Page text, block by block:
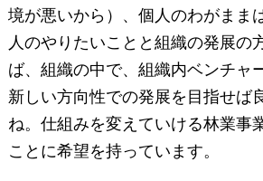
境が悪いから）、個人のわがまま
人のやりたいことと組織の発展の
ば、組織の中で、組織内ベンチャ
新しい方向性での発展を目指せば
ね。仕組みを変えていける林業事
ことに希望を持っています。